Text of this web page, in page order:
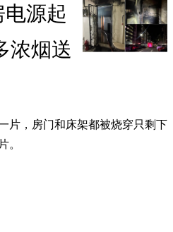
源起
浓烟送
片，房门和床架都被烧穿只剩下
。